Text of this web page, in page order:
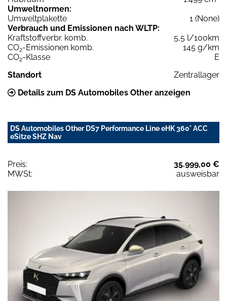
Umweltnormen:
Umweltplakette
1 (None)
Verbrauch und Emissionen nach WLTP:
Kraftstoffverbr. komb.
5,5 l/100km
CO2-Emissionen komb.
145 g/km
CO2-Klasse
E
Standort
Zentrallager
Details zum DS Automobiles Other anzeigen
DS Automobiles Other DS7 Performance Line eHK 360° ACC
eSitze SHZ Nav
Preis:
35.999,00 €
MWSt:
ausweisbar